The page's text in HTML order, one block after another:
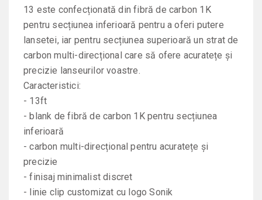
13 este confecționată din fibră de carbon 1K
pentru secțiunea inferioară pentru a oferi putere
lansetei, iar pentru secțiunea superioară un strat de
carbon multi-direcțional care să ofere acuratețe și
precizie lanseurilor voastre.
Caracteristici:
- 13ft
- blank de fibră de carbon 1K pentru secțiunea
inferioară
- carbon multi-direcțional pentru acuratețe și
precizie
- finisaj minimalist discret
- linie clip customizat cu logo Sonik